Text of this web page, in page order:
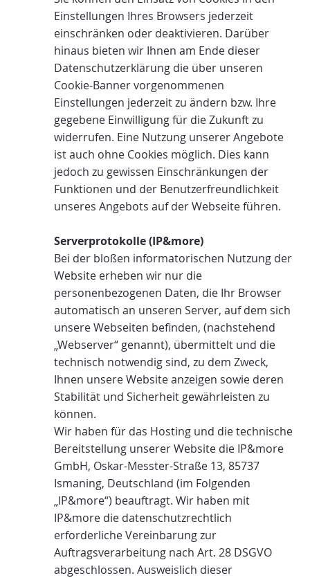
Einstellungen Ihres Browsers jederzeit
einschränken oder deaktivieren. Darüber
hinaus bieten wir Ihnen am Ende dieser
Datenschutzerklärung die über unseren
Cookie-Banner vorgenommenen
Einstellungen jederzeit zu ändern bzw. Ihre
gegebene Einwilligung für die Zukunft zu
widerrufen. Eine Nutzung unserer Angebote
ist auch ohne Cookies möglich. Dies kann
jedoch zu gewissen Einschränkungen der
Funktionen und der Benutzerfreundlichkeit
unseres Angebots auf der Webseite führen.
Serverprotokolle (IP&more)
Bei der bloßen informatorischen Nutzung der
Website erheben wir nur die
personenbezogenen Daten, die Ihr Browser
automatisch an unseren Server, auf dem sich
unsere Webseiten befinden, (nachstehend
„Webserver“ genannt), übermittelt und die
technisch notwendig sind, zu dem Zweck,
Ihnen unsere Website anzeigen sowie deren
Stabilität und Sicherheit gewährleisten zu
können.
Wir haben für das Hosting und die technische
Bereitstellung unserer Website die IP&more
GmbH, Oskar-Messter-Straße 13, 85737
Ismaning, Deutschland (im Folgenden
„IP&more“) beauftragt. Wir haben mit
IP&more die datenschutzrechtlich
erforderliche Vereinbarung zur
Auftragsverarbeitung nach Art. 28 DSGVO
abgeschlossen. Ausweislich dieser